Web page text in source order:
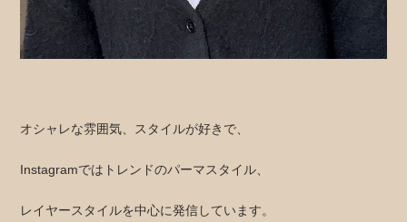
オシャレな雰囲気、スタイルが好きで、
Instagramではトレンドのパーマスタイル、
レイヤースタイルを中心に発信しています。